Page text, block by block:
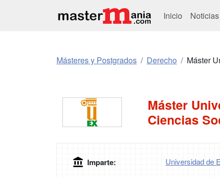
Inicio Noticias
Másteres y Postgrados Derecho Máster
Máster
Ciencias
Imparte: Universidad de